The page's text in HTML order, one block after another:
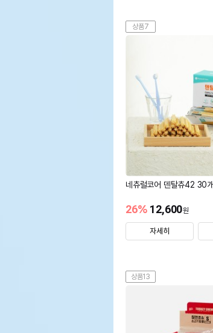
상품7
네츄럴코어 덴탈츄42 30
12,600원
26%
자세히
상품13